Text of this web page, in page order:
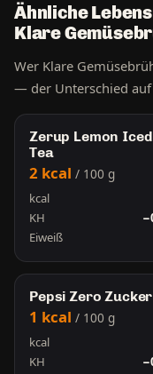
Ähnliche
Klare
Wer Klare
— der Unterschied auf
Zerup Lemon Iced
Tea
2 kcal / 100 g
kcal
KH
Eiweiß
Pepsi Zero Zucker
1 kcal / 100 g
kcal
KH